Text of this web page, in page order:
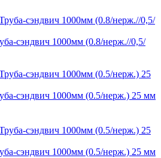
сэндвич 1000мм (0.8/нерж.//0,5/
сэндвич 1000мм (0.5/нерж.) 25 мм
сэндвич 1000мм (0.5/нерж.) 25 мм